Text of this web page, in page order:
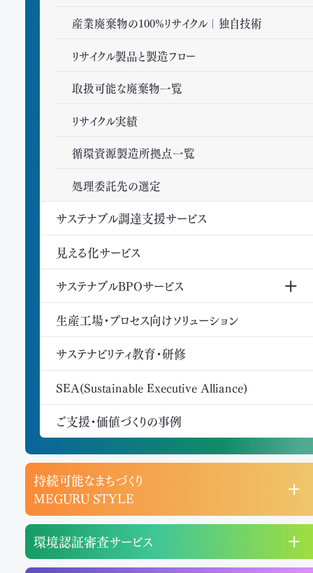
産業廃棄物の100%リサイクル｜独自技術
リサイクル製品と製造フロー
取扱可能な廃棄物一覧
リサイクル実績
循環資源製造所拠点一覧
処理委託先の選定
サステナブル調達支援サービス
見える化サービス
サステナブルBPOサービス
生産工場・プロセス向けソリューション
サステナビリティ教育・研修
SEA(Sustainable Executive Alliance)
ご支援・価値づくりの事例
持続可能なまちづくり
MEGURU STYLE
環境認証審査サービス